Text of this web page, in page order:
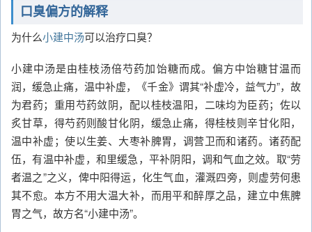
口臭偏方的解释
为什么小建中汤可以治疗口臭？
小建中汤是由桂枝汤倍芍药加饴糖而成。偏方中饴糖甘温而
润，缓急止痛，温中补虚，《千金》谓其“补虚冷，益气力”，故
为君药；重用芍药敛阴，配以桂枝温阳，二味均为臣药；佐以
炙甘草，得芍药则酸甘化阴，缓急止痛，得桂枝则辛甘化阳，
温中补虚；使以生姜、大枣补脾胃，调营卫而和诸药。诸药配
伍，有温中补虚，和里缓急，平补阴阳，调和气血之效。取“劳
者温之”之义，俾中阳得运，化生气血，灌溉四旁，则虚劳何患
其不愈。本方不用大温大补，而用平和醉厚之品，建立中焦脾
胃之气，故方名“小建中汤”。